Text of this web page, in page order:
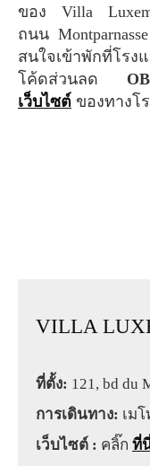
ของ Villa
ถนน
สนใจเข้าพักที่โรง
โค้ดส่วนลด
เว็บไซต์ ของทางโ
VILLA
ที่ตั้ง: 121, bd du
การเดินทาง: เม
เว็บไซต์ : คลิ๊ก ที่